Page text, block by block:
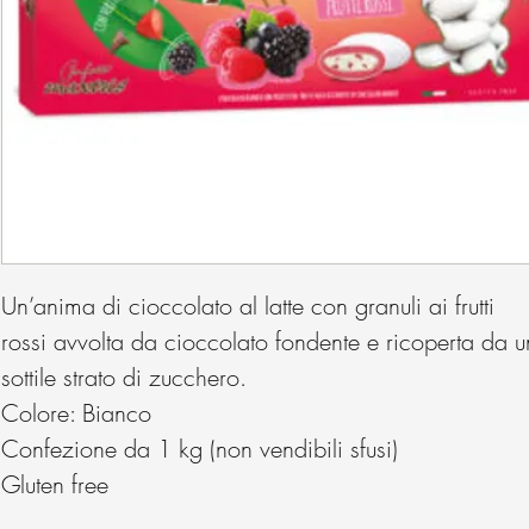
Un’anima di cioccolato al latte con granuli ai frutti
rossi avvolta da cioccolato fondente e ricoperta da
sottile strato di zucchero.
Colore: Bianco
Confezione da 1 kg (non vendibili sfusi)
Gluten free